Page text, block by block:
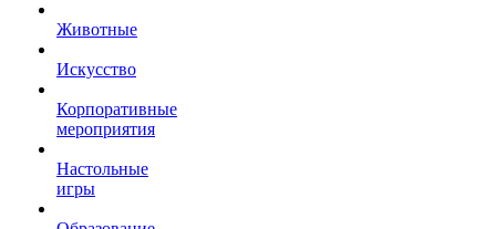
Животные
Искусство
Корпоративные
мероприятия
Настольные
игры